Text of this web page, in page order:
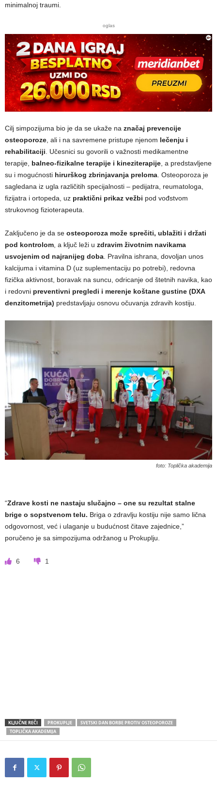
minimalnoj traumi.
oglas
Cilj simpozijuma bio je da se ukaže na značaj prevencije
osteoporoze , ali i na savremene pristupe njenom lečenju i
rehabilitaciji . Učesnici su govorili o važnosti medikamentne
terapije, balneo-fizikalne terapije i kineziterapije , a predstavljene
su i mogućnosti hirurškog zbrinjavanja preloma . Osteoporoza je
sagledana iz ugla različitih specijalnosti – pedijatra, reumatologa,
fizijatra i ortopeda, uz praktični prikaz vežbi pod vođstvom
strukovnog fizioterapeuta.
Zaključeno je da se osteoporoza može sprečiti, ublažiti i držati
pod kontrolom , a ključ leži u zdravim životnim navikama
usvojenim od najranijeg doba . Pravilna ishrana, dovoljan unos
kalcijuma i vitamina D (uz suplementaciju po potrebi), redovna
fizička aktivnost, boravak na suncu, odricanje od štetnih navika, kao
i redovni preventivni pregledi i merenje koštane gustine (DXA
denzitometrija) predstavljaju osnovu očuvanja zdravih kostiju.
foto: Toplička akademija
“Zdrave kosti ne nastaju slučajno – one su rezultat stalne
brige o sopstvenom telu. Briga o zdravlju kostiju nije samo lična
odgovornost, već i ulaganje u budućnost čitave zajednice,”
poručeno je sa simpozijuma održanog u Prokuplju.
6 1
KLJUČNE REČI PROKUPLJE
SVETSKI DAN BORBE PROTIV OSTEOPOROZE
TOPLIČKA AKADEMIJA